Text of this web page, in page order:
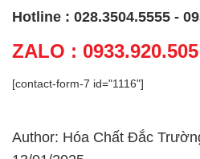
Hotline : 028.3504.5555 -
ZALO : 0933.920.505
[contact-form-7 id="1116"]
Author: Hóa Chất Đắc